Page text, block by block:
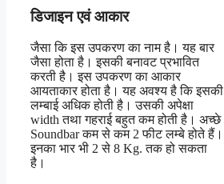
डिजाइन एवं आकार
जैसा कि इस उपकरण का नाम है। यह बार
जैसा होता है। इसकी बनावट प्रभावित
करती है। इस उपकरण का आकार
आयताकार होता है। यह अवश्य है कि इसकी
लम्बाई अधिक होती है। उसकी अपेक्षा
width तथा गहराई बहुत कम होती है। अच्छे
Soundbar कम से कम 2 फीट लम्बे होते हैं।
इनका भार भी 2 से 8 Kg. तक हो सकता
है।